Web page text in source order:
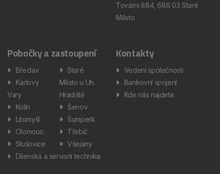
Tovární 884, 686 03 Staré
Město
Pobočky a zastoupení
Břeclav
Karlovy
Vary
Kolín
Litomyšl
Olomouc
Slušovice
Staré
Město u Uh.
Hradiště
Šenov
Šumperk
Třebíč
Všejany
Dílenská a servisní technika
Kontakty
Vedení společnosti
Bankovní spojení
Kde nás najdete